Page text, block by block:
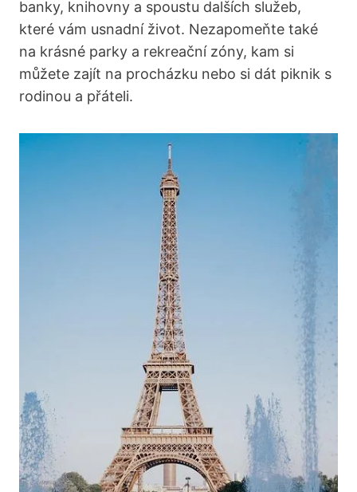
banky, knihovny a spoustu dalších služeb,
které vám usnadní ‍život. Nezapomeňte také
na krásné parky​ a rekreační zóny, kam si
můžete zajít ​na procházku nebo si dát piknik s
rodinou ‍a přáteli.